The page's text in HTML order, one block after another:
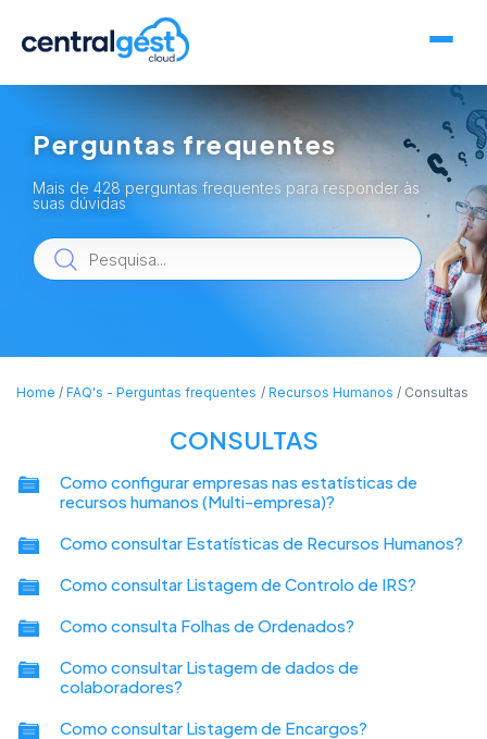
Perguntas frequentes
Mais de 428 perguntas frequentes para responder às
suas dúvidas
Home FAQ's - Perguntas frequentes Recursos Humanos Consultas
CONSULTAS
Como configurar empresas nas estatísticas de
recursos humanos (Multi-empresa)?
Como consultar Estatísticas de Recursos Humanos?
Como consultar Listagem de Controlo de IRS?
Como consulta Folhas de Ordenados?
Como consultar Listagem de dados de
colaboradores?
Como consultar Listagem de Encargos?